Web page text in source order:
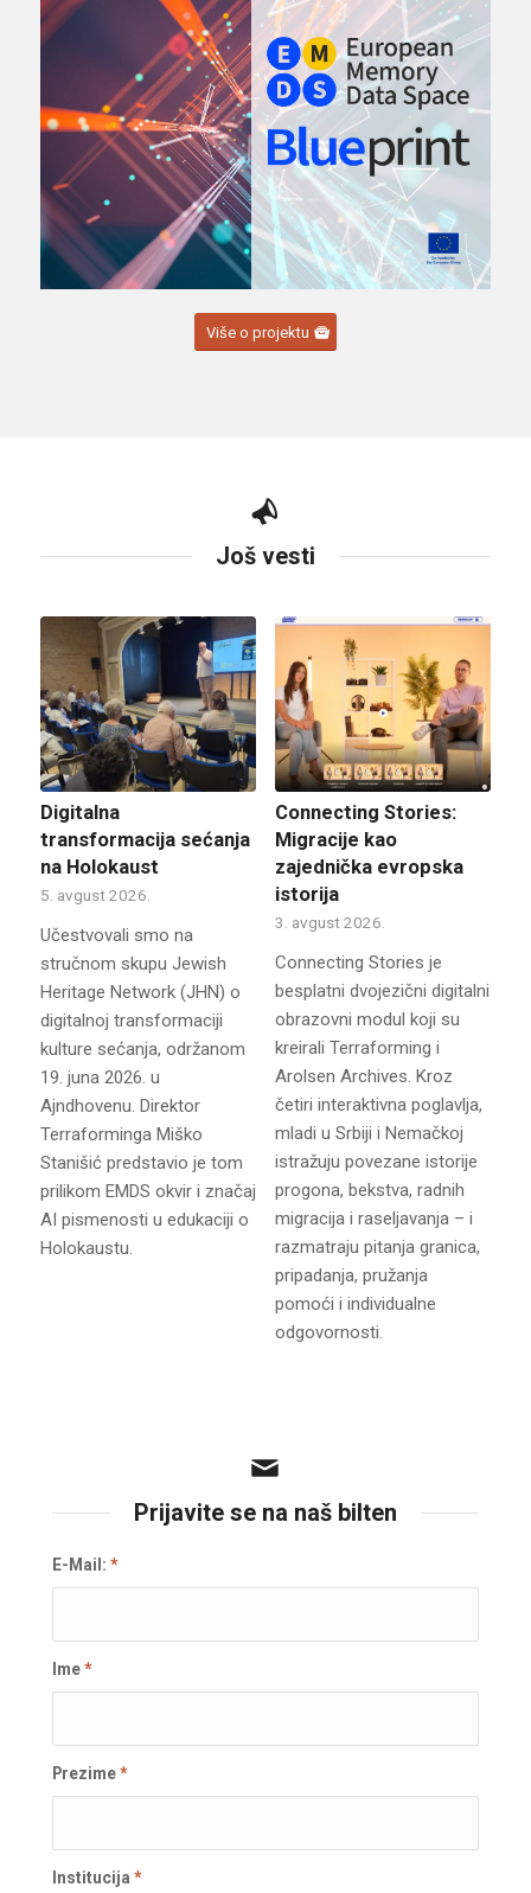
Više o projektu
Još vesti
Digitalna
transformacija sećanja
na Holokaust
5. avgust 2026.
Učestvovali smo na
stručnom skupu Jewish
Heritage Network (JHN) o
digitalnoj transformaciji
kulture sećanja, održanom
19. juna 2026. u
Ajndhovenu. Direktor
Terraforminga Miško
Stanišić predstavio je tom
prilikom EMDS okvir i značaj
AI pismenosti u edukaciji o
Holokaustu.
Connecting Stories:
Migracije kao
zajednička evropska
istorija
3. avgust 2026.
Connecting Stories je
besplatni dvojezični digitalni
obrazovni modul koji su
kreirali Terraforming i
Arolsen Archives. Kroz
četiri interaktivna poglavlja,
mladi u Srbiji i Nemačkoj
istražuju povezane istorije
progona, bekstva, radnih
migracija i raseljavanja – i
razmatraju pitanja granica,
pripadanja, pružanja
pomoći i individualne
odgovornosti.
Prijavite se na naš bilten
E-Mail: *
Ime*
Prezime*
Institucija *